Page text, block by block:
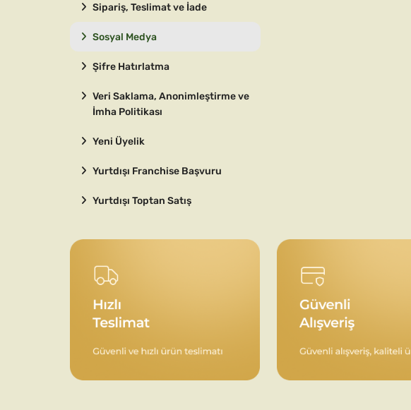
Sipariş, Teslimat ve İade
Sosyal Medya
Şifre Hatırlatma
Veri Saklama, Anonimleştirme ve
İmha Politikası
Yeni Üyelik
Yurtdışı Franchise Başvuru
Yurtdışı Toptan Satış